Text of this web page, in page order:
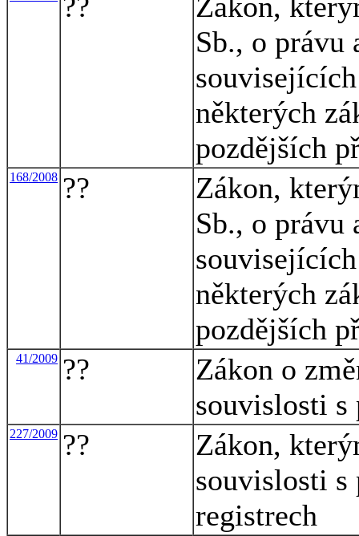
Sb., o právu
některých
pozdějších
168/2008 ??
Zákon,
Sb., o právu
některých
pozdějších
41/2009 ??
Zákon o
souvislosti
227/2009 ??
Zákon,
souvislosti s
registrech